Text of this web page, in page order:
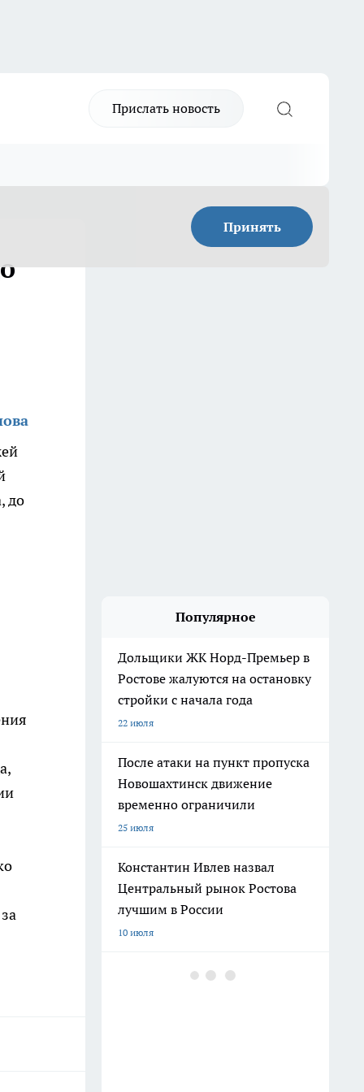
Прислать новость
Принять
до
Популярное
Дольщики ЖК Норд-Премьер в
Ростове жалуются на остановку
стройки с начала года
22 июля
После атаки на пункт пропуска
Новошахтинск движение
временно ограничили
25 июля
Константин Ивлев назвал
Центральный рынок Ростова
лучшим в России
10 июля
Погибшего на СВО Андрея